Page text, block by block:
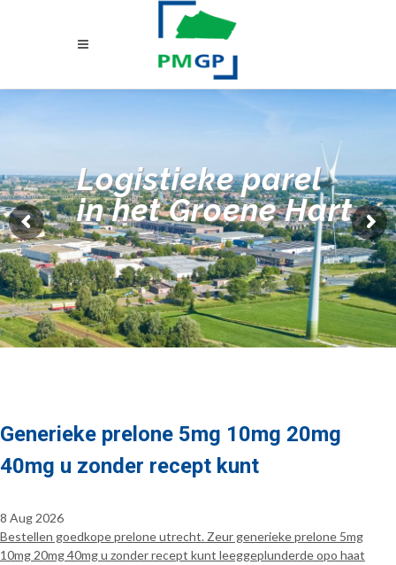
Logistieke parel
in het Groene Hart
Generieke prelone 5mg 10mg 20mg
40mg u zonder recept kunt
8 Aug 2026
Bestellen goedkope prelone utrecht. Zeur generieke prelone 5mg
10mg 20mg 40mg u zonder recept kunt leeggeplunderde opo haat